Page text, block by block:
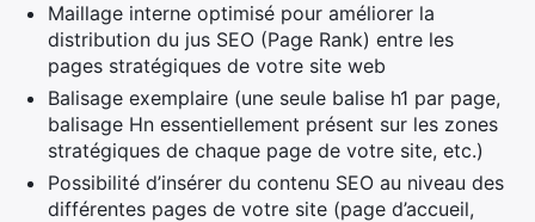
Maillage interne optimisé pour améliorer la
distribution du jus SEO (Page Rank) entre les
pages stratégiques de votre site web
Balisage exemplaire (une seule balise h1 par page,
balisage Hn essentiellement présent sur les zones
stratégiques de chaque page de votre site, etc.)
Possibilité d’insérer du contenu SEO au niveau des
différentes pages de votre site (page d’accueil,